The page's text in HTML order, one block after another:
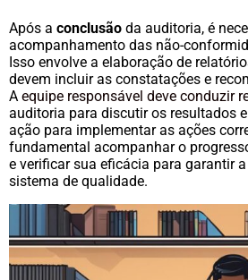
Após a conclusão da auditoria, é
acompanhamento das não-
Isso envolve a elaboração de
devem incluir as constatações e
A equipe responsável deve conduzir
auditoria para discutir os resultados
ação para implementar as ações
fundamental acompanhar o
e verificar sua eficácia para garantir
sistema de qualidade.